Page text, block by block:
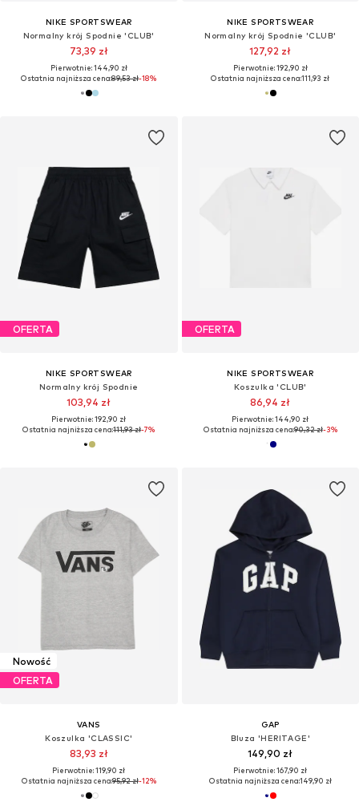
NIKE SPORTSWEAR
Normalny krój Spodnie 'CLUB'
73,39 zł
Pierwotnie: 144,90 zł
Ostatnia najniższa cena:89,53 zł-18%
NIKE SPORTSWEAR
Normalny krój Spodnie 'CLUB'
127,92 zł
Pierwotnie: 192,90 zł
Ostatnia najniższa cena:111,93 zł
OFERTA
NIKE SPORTSWEAR
Normalny krój Spodnie
103,94 zł
Pierwotnie: 192,90 zł
Ostatnia najniższa cena:111,93 zł-7%
OFERTA
NIKE SPORTSWEAR
Koszulka 'CLUB'
86,94 zł
Pierwotnie: 144,90 zł
Ostatnia najniższa cena:90,32 zł-3%
Nowość
OFERTA
VANS
Koszulka 'CLASSIC'
83,93 zł
Pierwotnie: 119,90 zł
Ostatnia najniższa cena:95,92 zł-12%
GAP
Bluza 'HERITAGE'
149,90 zł
Pierwotnie: 167,90 zł
Ostatnia najniższa cena:149,90 zł